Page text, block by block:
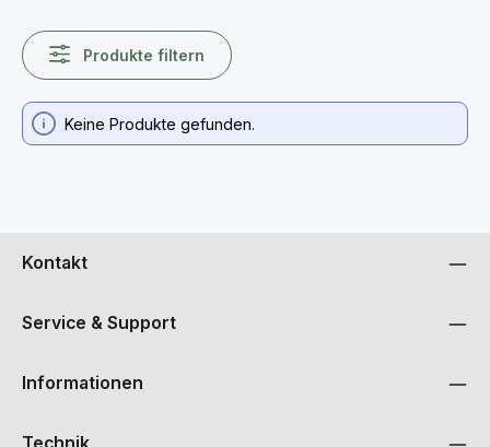
Produkte filtern
Keine Produkte gefunden.
Kontakt
Service & Support
Informationen